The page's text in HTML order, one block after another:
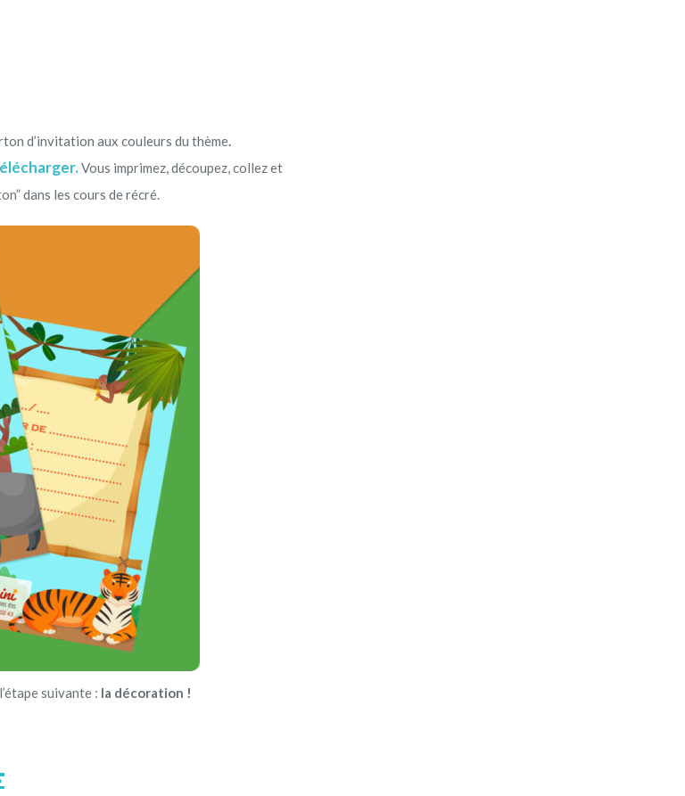
d’invitation aux couleurs du thème.
Vous imprimez, découpez, collez et
dans les cours de récré.
suivante : la décoration !